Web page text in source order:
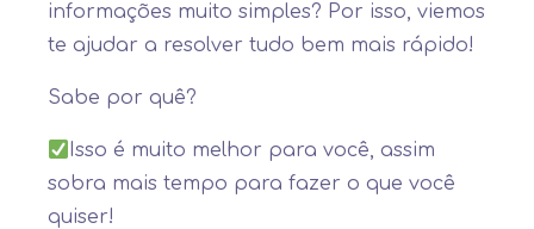
informações muito simples? Por isso, viemos
te ajudar a resolver tudo bem mais rápido!
Sabe por quê?
Isso é muito melhor para você, assim
sobra mais tempo para fazer o que você
quiser!